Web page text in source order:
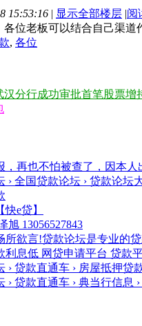
15:53:16 | 显示全部楼层 |阅
各位老板可以结合自己渠道
, 各位
汉分行成功审批首笔股票增
，再也不怕被查了，因本
› 全国贷款论坛 › 贷款论坛
e贷】
旭 13056527843
所欲言!贷款论坛是专业的
利息低 网贷申请平台 贷款
› 贷款直通车 › 房屋抵押贷
› 贷款直通车 › 典当行信息